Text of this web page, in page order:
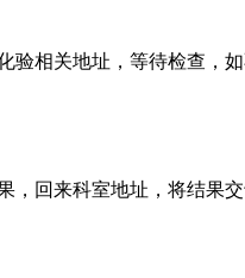
验相关地址，等待检查，
，回来科室地址，将结果